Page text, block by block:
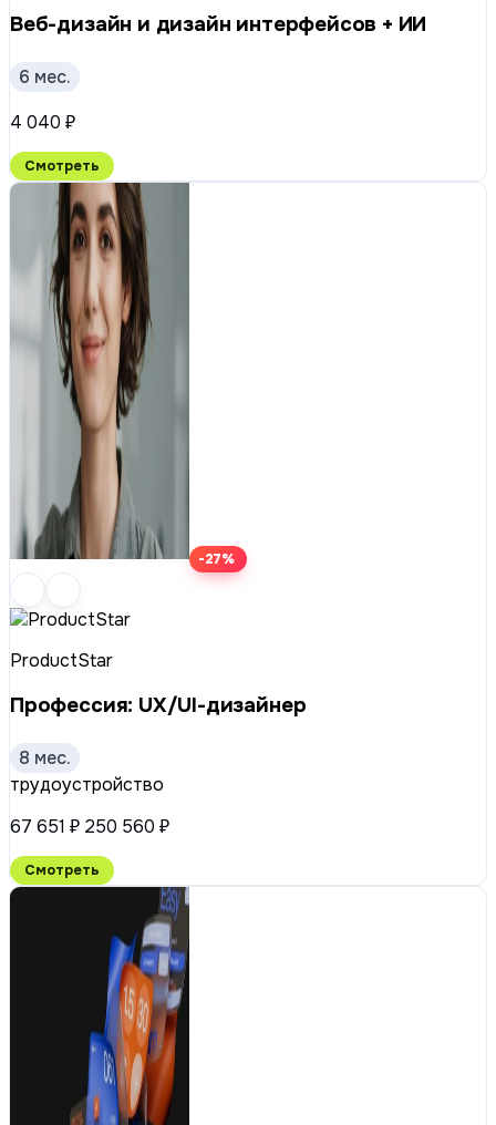
Веб-дизайн и дизайн интерфейсов + ИИ
6 мес.
4 040 ₽
Смотреть
-27%
ProductStar
Профессия: UX/UI-дизайнер
8 мес.
трудоустройство
67 651 ₽ 250 560 ₽
Смотреть